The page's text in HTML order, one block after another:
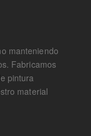
manteniendo
Fabricamos
pintura
material